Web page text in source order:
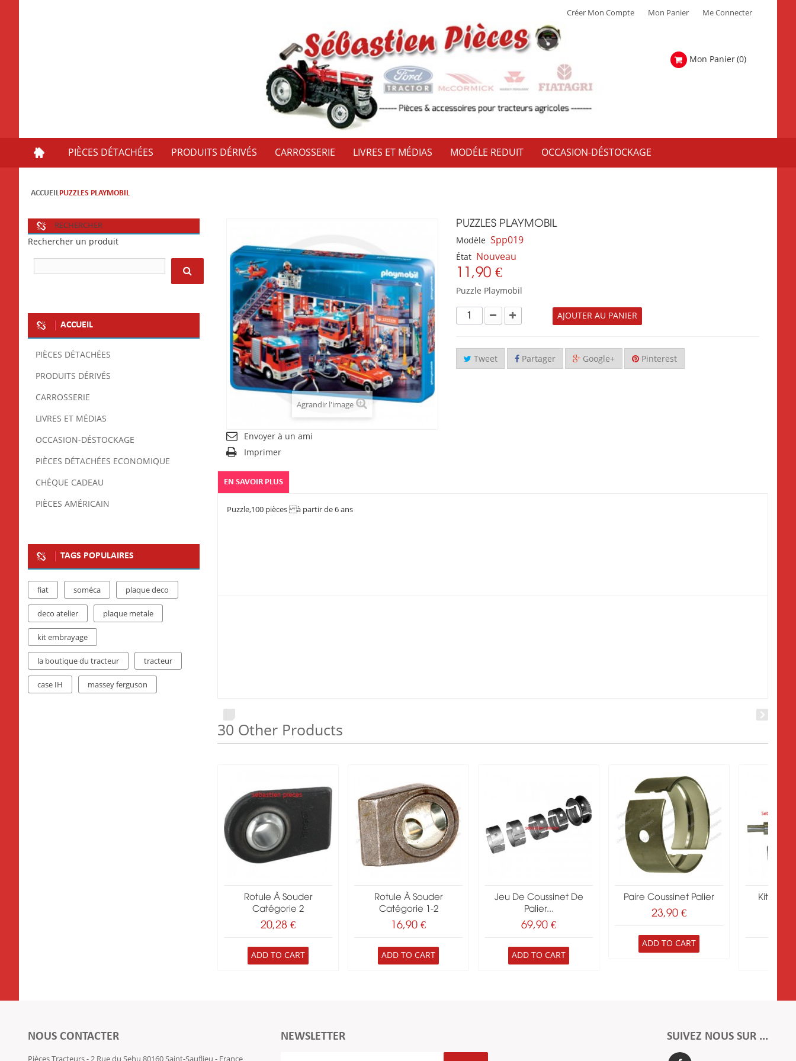
Créer Mon Compte Mon Panier Me Connecter
Mon Panier(0)
PIÈCES DÉTACHÉES PRODUITS DÉRIVÉS CARROSSERIE LIVRES ET MÉDIAS MODÉLE REDUIT OCCASION-DÉSTOCKAGE
ACCUEILPUZZLES PLAYMOBIL
RECHERCHER
Rechercher un produit
ACCUEIL
PIÈCES DÉTACHÉES
PRODUITS DÉRIVÉS
CARROSSERIE
LIVRES ET MÉDIAS
OCCASION-DÉSTOCKAGE
PIÈCES DÉTACHÉES ECONOMIQUE
CHÉQUE CADEAU
PIÈCES AMÉRICAIN
TAGS POPULAIRES
fiat soméca plaque deco
deco atelier plaque metale
kit embrayage
la boutique du tracteur tracteur
case IH massey ferguson
Agrandir l'image
Envoyer à un ami
Imprimer
PUZZLES PLAYMOBIL
Modèle Spp019
État Nouveau
11,90 €
Puzzle Playmobil
AJOUTER AU PANIER
Tweet Partager Google+ Pinterest
EN SAVOIR PLUS
Puzzle,100 pièces à partir de 6 ans
30 Other Products
Rotule À Souder
Catégorie 2
20,28 €
ADD TO CART
Rotule À Souder
Catégorie 1-2
16,90 €
ADD TO CART
Jeu De Coussinet De
Palier...
69,90 €
ADD TO CART
Paire Coussinet Palier
23,90 €
ADD TO CART
Kit
NOUS CONTACTER NEWSLETTER SUIVEZ NOUS SUR ...